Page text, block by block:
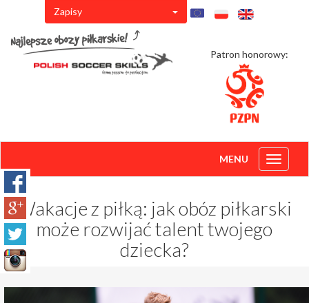
Zapisy
Patron honorowy:
Toggle
MENU
Wakacje z piłką: jak obóz piłkarski
może rozwijać talent twojego
dziecka?